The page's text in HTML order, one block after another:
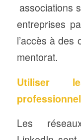
associations
entreprises
l’accès à des
mentorat.
Utiliser
Les